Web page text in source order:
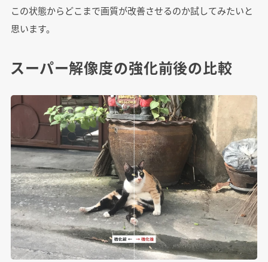
この状態からどこまで画質が改善させるのか試してみたいと
思います。
スーパー解像度の強化前後の比較